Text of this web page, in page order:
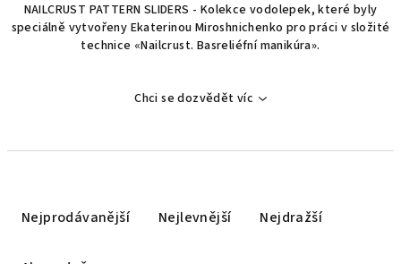
NAILCRUST PATTERN SLIDERS - Kolekce vodolepek, které byly
speciálně vytvořeny Ekaterinou Miroshnichenko pro práci v složité
technice «Nailcrust. Basreliéfní manikúra».
Chci se dozvědět víc
Nejprodávanější Nejlevnější Nejdražší